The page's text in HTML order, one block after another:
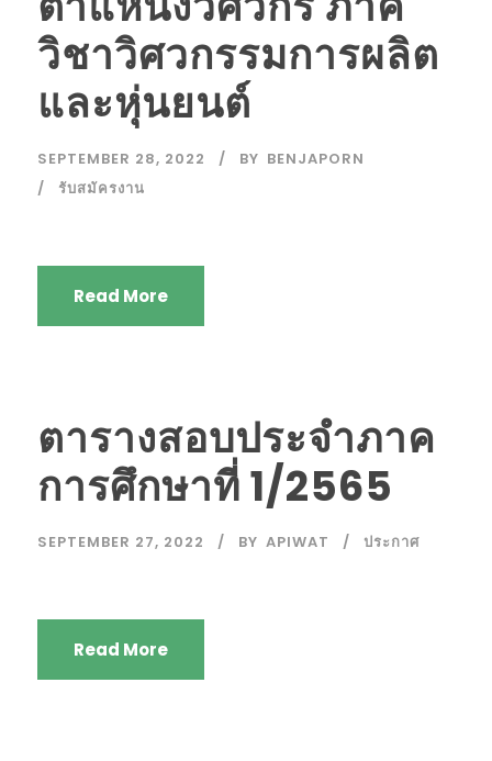
วิชาวิศวกรรมการผลิต
และหุ่นยนต์
SEPTEMBER 28, 2022 BY BENJAPORN
รับสมัครงาน
Read More
ตารางสอบประจำภาค
การศึกษาที่ 1/2565
SEPTEMBER 27, 2022 BY APIWAT ประกาศ
Read More